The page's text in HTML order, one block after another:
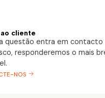
cliente
questão entra em contacto
responderemos o mais
NOS